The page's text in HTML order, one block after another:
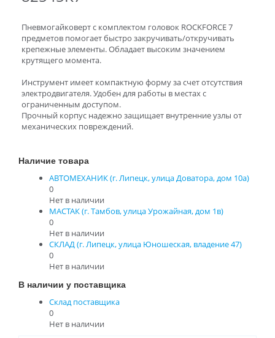
Пневмогайковерт с комплектом головок ROCKFORCE 7
предметов помогает быстро закручивать/откручивать
крепежные элементы. Обладает высоким значением
крутящего момента.
Инструмент имеет компактную форму за счет отсутствия
электродвигателя. Удобен для работы в местах с
ограниченным доступом.
Прочный корпус надежно защищает внутренние узлы от
механических повреждений.
Наличие товара
АВТОМЕХАНИК (г. Липецк, улица Доватора, дом 10а)
0
Нет в наличии
МАСТАК (г. Тамбов, улица Урожайная, дом 1в)
0
Нет в наличии
СКЛАД (г. Липецк, улица Юношеская, владение 47)
0
Нет в наличии
В наличии у поставщика
Склад поставщика
0
Нет в наличии